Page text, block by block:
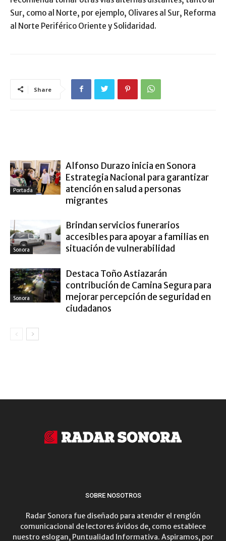
Sur, como al Norte, por ejemplo, Olivares al Sur, Reforma
al Norte Periférico Oriente y Solidaridad.
Share
Portada
Alfonso Durazo inicia en Sonora
Estrategia Nacional para garantizar
atención en salud a personas
migrantes
Sonora
Brindan servicios funerarios
accesibles para apoyar a familias en
situación de vulnerabilidad
Sonora
Destaca Toño Astiazarán
contribución de Camina Segura para
mejorar percepción de seguridad en
ciudadanos
SOBRE NOSOTROS
Radar Sonora fue diseñado para atender el renglón
comunicacional de lectores ávidos de, como establece
nuestro eslogan, Puntualidad Informativa. Aspiramos, por